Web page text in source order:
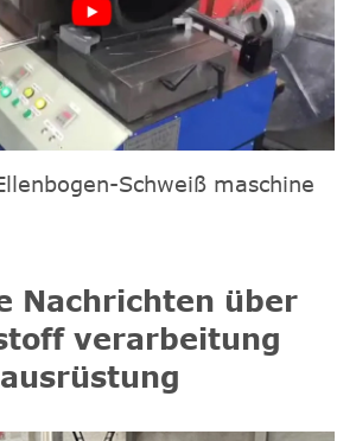
Schweiß maschine
Nachrichten über
verarbeitung
ausrüstung